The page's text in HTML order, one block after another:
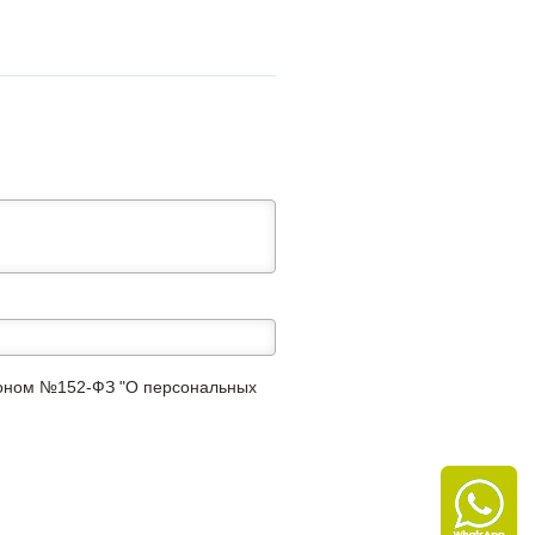
№152-ФЗ "О персональных